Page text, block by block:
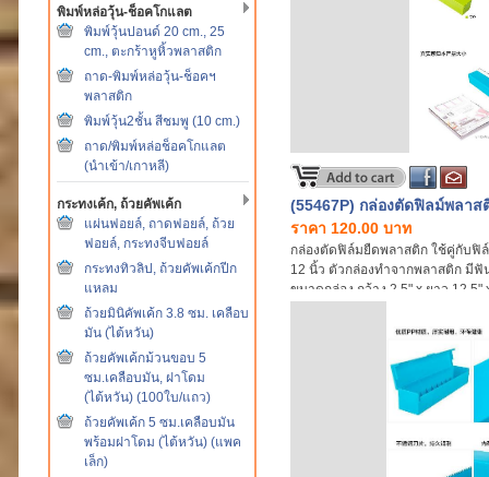
พิมพ์หล่อวุ้น-ช็อคโกแลต
พิมพ์วุ้นปอนด์ 20 cm., 25
cm., ตะกร้าหูหิ้วพลาสติก
ถาด-พิมพ์หล่อวุ้น-ช็อคฯ
พลาสติก
พิมพ์วุ้น2ชั้น สีชมพู (10 cm.)
ถาด/พิมพ์หล่อช็อคโกแลต
(นำเข้า/เกาหลี)
กระทงเค้ก, ถ้วยคัพเค้ก
แผ่นฟอยล์, ถาดฟอยล์, ถ้วย
ฟอยล์, กระทงจีบฟอยล์
กระทงทิวลิป, ถ้วยคัพเค้กปีก
แหลม
ถ้วยมินิคัพเค้ก 3.8 ซม. เคลือบ
มัน (ไต้หวัน)
ถ้วยคัพเค้กม้วนขอบ 5
ซม.เคลือบมัน, ฝาโดม
(ไต้หวัน) (100ใบ/แถว)
ถ้วยคัพเค้ก 5 ซม.เคลือบมัน
พร้อมฝาโดม (ไต้หวัน) (แพค
เล็ก)
(55467P) กล่องตัดฟิลม์พลา
ราคา 120.00 บาท
กล่องตัดฟิล์มยืดพลาสติก ใช้คู่กับฟิ
12 นิ้ว ตัวกล่องทำจากพลาสติก มีฟั
ขนาดกล่อง กว้าง 2.5" x ยาว 12.5"